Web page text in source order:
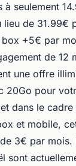
à seulement
lieu de 31.99€
+5€ par
de 12
une offre
20Go pour
dans le
et mobile,
3€ par mois.
sont